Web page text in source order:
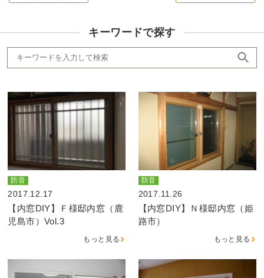
キーワードで探す
防音
2017.12.17
【内窓DIY】Ｆ様邸内窓（鹿
児島市）Vol.3
もっと見る
防音
2017.11.26
【内窓DIY】Ｎ様邸内窓（姫
路市）
もっと見る